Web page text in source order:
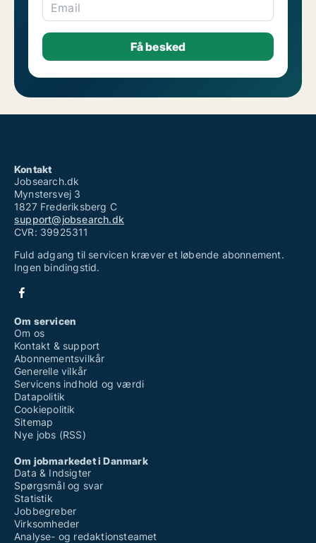
Email
Kontakt
Jobsearch.dk
Mynstersvej 3
1827 Frederiksberg C
support@jobsearch.dk
CVR: 39925311
Fuld adgang til servicen kræver et løbende abonnement.
Ingen bindingstid.
Om servicen
Om os
Kontakt & support
Abonnementsvilkår
Generelle vilkår
Servicens indhold og værdi
Datapolitik
Cookiepolitik
Sitemap
Nye jobs (RSS)
Om jobmarkedet i Danmark
Data & Indsigter
Spørgsmål og svar
Statistik
Jobbegreber
Virksomheder
Analyse- og redaktionsteamet